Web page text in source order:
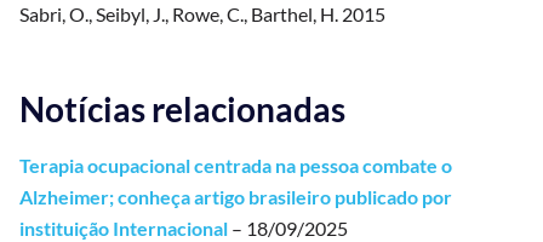
Sabri, O., Seibyl, J., Rowe, C., Barthel, H. 2015
Notícias relacionadas
Terapia ocupacional centrada na pessoa combate o
Alzheimer; conheça artigo brasileiro publicado por
instituição Internacional – 18/09/2025